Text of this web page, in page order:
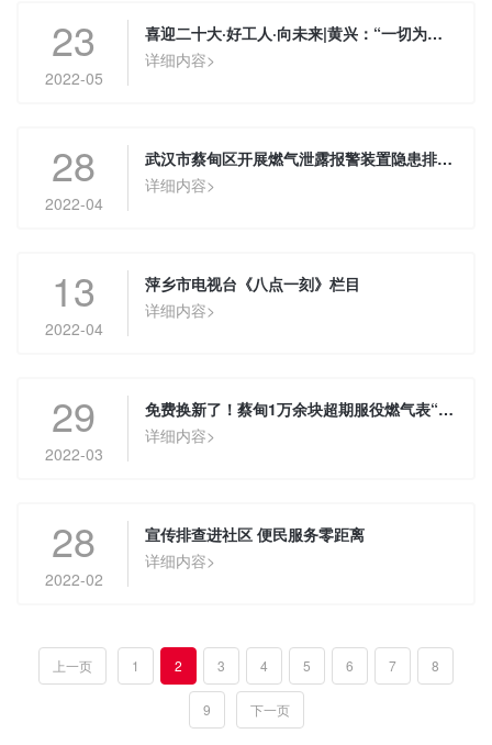
23
2022-05
喜迎二十大·好工人·向未来|黄兴：“一切为用户着想，保证用户用气安全”
详细内容>
28
2022-04
武汉市蔡甸区开展燃气泄露报警装置隐患排查工作
详细内容>
13
2022-04
萍乡市电视台《八点一刻》栏目
详细内容>
29
2022-03
免费换新了！蔡甸1万余块超期服役燃气表“退休”
详细内容>
28
2022-02
宣传排查进社区 便民服务零距离
详细内容>
上一页 1 2 3 4 5 6 7 8
9 下一页